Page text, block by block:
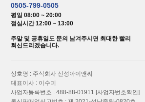
0505-799-0505
평일 08:00 ~ 20:00
점심시간 12:00 ~ 13:00
주말 및 공휴일도 문의 남겨주시면 최대한 빨리
회신드리겠습니다.
상호명 : 주식회사 신성아이앤씨
대표이사 : 이수미
사업자등록번호 : 488-88-01911 [사업자번호확인]